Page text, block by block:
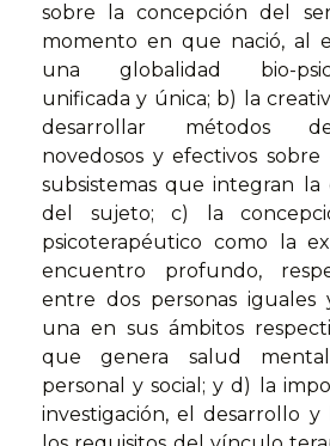
sobre la concepción del
momento en que nació, al
una globalidad bio-psico-
unificada y única; b) la
desarrollar métodos
novedosos y efectivos
subsistemas que integran la
del sujeto; c) la
psicoterapéutico como la
encuentro profundo,
entre dos personas iguales
una en sus ámbitos
que genera salud
personal y social; y d) la
investigación, el desarrollo